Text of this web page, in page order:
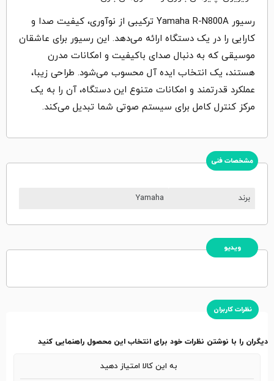
رسیور Yamaha R-N800A ترکیبی از نوآوری، کیفیت صدا و
کارایی را در یک دستگاه ارائه می‌دهد‌. این رسیور برای عاشقان
موسیقی که به دنبال صدای باکیفیت و امکانات مدرن
هستند، یک انتخاب ایده‌ آل محسوب می‌شود‌. طراحی زیبا،
عملکرد قدرتمند و امکانات متنوع این دستگاه، آن را به یک
مرکز کنترل کامل برای سیستم صوتی شما تبدیل می‌کند‌.
مشخصات فنی
برند Yamaha
ویدیو
نظرات کاربران
دیگران را با نوشتن نظرات خود برای انتخاب این محصول راهنمایی کنید
به این کالا امتیاز دهید